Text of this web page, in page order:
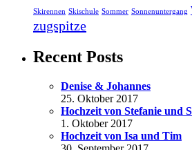
Skirennen Skischule Sommer Sonnenuntergang
zugspitze
Recent Posts
Denise & Johannes
25. Oktober 2017
Hochzeit von Stefanie und
1. Oktober 2017
Hochzeit von Isa und Tim